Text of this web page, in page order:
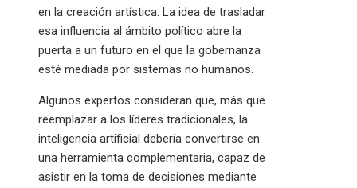
en la creación artística. La idea de trasladar
esa influencia al ámbito político abre la
puerta a un futuro en el que la gobernanza
esté mediada por sistemas no humanos.
Algunos expertos consideran que, más que
reemplazar a los líderes tradicionales, la
inteligencia artificial debería convertirse en
una herramienta complementaria, capaz de
asistir en la toma de decisiones mediante